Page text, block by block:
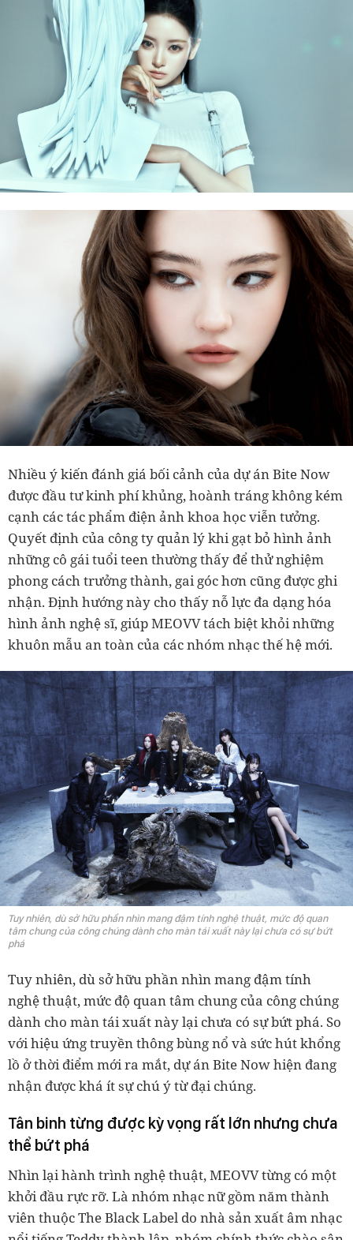
Nhiều ý kiến đánh giá bối cảnh của dự án Bite Now
được đầu tư kinh phí khủng, hoành tráng không kém
cạnh các tác phẩm điện ảnh khoa học viễn tưởng.
Quyết định của công ty quản lý khi gạt bỏ hình ảnh
những cô gái tuổi teen thường thấy để thử nghiệm
phong cách trưởng thành, gai góc hơn cũng được ghi
nhận. Định hướng này cho thấy nỗ lực đa dạng hóa
hình ảnh nghệ sĩ, giúp MEOVV tách biệt khỏi những
khuôn mẫu an toàn của các nhóm nhạc thế hệ mới.
Tuy nhiên, dù sở hữu phần nhìn mang đậm tính nghệ thuật, mức độ quan
tâm chung của công chúng dành cho màn tái xuất này lại chưa có sự bứt
phá
Tuy nhiên, dù sở hữu phần nhìn mang đậm tính
nghệ thuật, mức độ quan tâm chung của công chúng
dành cho màn tái xuất này lại chưa có sự bứt phá. So
với hiệu ứng truyền thông bùng nổ và sức hút khổng
lồ ở thời điểm mới ra mắt, dự án Bite Now hiện đang
nhận được khá ít sự chú ý từ đại chúng.
Tân binh từng được kỳ vọng rất lớn nhưng chưa
thể bứt phá
Nhìn lại hành trình nghệ thuật, MEOVV từng có một
khởi đầu rực rỡ. Là nhóm nhạc nữ gồm năm thành
viên thuộc The Black Label do nhà sản xuất âm nhạc